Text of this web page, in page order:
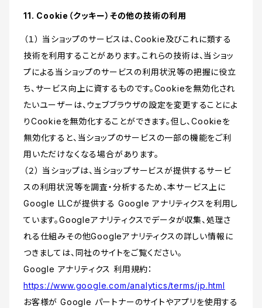
11. Cookie（クッキー）その他の技術の利用
（１） 当ショップのサービスは、Cookie及びこれに類する
技術を利用することがあります。これらの技術は、当ショッ
プによる当ショップのサービスの利用状況等の把握に役立
ち、サービス向上に資するものです。Cookieを無効化され
たいユーザーは、ウェブブラウザの設定を変更することによ
りCookieを無効化することができます。但し、Cookieを
無効化すると、当ショップのサービスの一部の機能をご利
用いただけなくなる場合があります。
（２） 当ショップは、当ショップサービスが提供するサービ
スの利用状況等を調査・分析するため、本サービス上に
Google LLCが提供する Google アナリティクスを利用し
ています。Googleアナリティクスでデータが収集、処理さ
れる仕組みその他Googleアナリティクスの詳しい情報に
つきましては、同社のサイトをご覧ください。
Google アナリティクス 利用規約：
https://www.google.com/analytics/terms/jp.html
お客様が Google パートナーのサイトやアプリを使用する